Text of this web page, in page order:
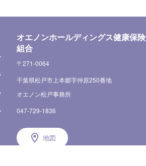
オエノンホールディングス健康保険
組合
〒271-0064
千葉県松戸市上本郷字仲原250番地
オエノン松戸事務所
047-729-1836
地図